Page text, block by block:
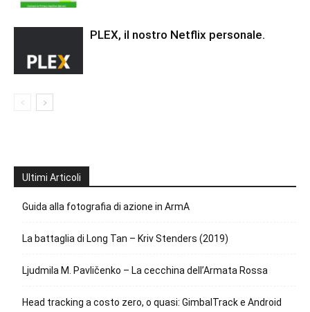
PLEX, il nostro Netflix personale.
Ultimi Articoli
Guida alla fotografia di azione in ArmA
La battaglia di Long Tan – Kriv Stenders (2019)
Ljudmila M. Pavličenko – La cecchina dell’Armata Rossa
Head tracking a costo zero, o quasi: GimbalTrack e Android